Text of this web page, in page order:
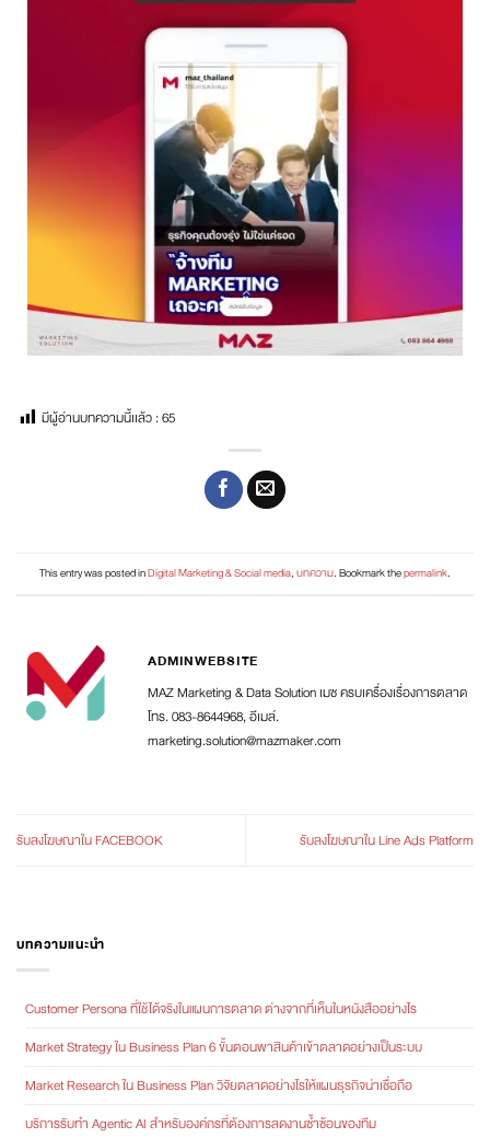
มีผู้อ่านบทความนี้เเล้ว :65
This entry was posted inDigital Marketing & Social media,บทความ. Bookmark thepermalink.
ADMINWEBSITE
MAZ Marketing & Data Solution เมซ ครบเครื่องเรื่องการตลาด
โทร. 083-8644968, อีเมล์.
marketing.solution@mazmaker.com
รับลงโฆษณาใน FACEBOOK รับลงโฆษณาใน Line Ads Platform
บทความแนะนำ
Customer Persona ที่ใช้ได้จริงในแผนการตลาด ต่างจากที่เห็นในหนังสืออย่างไร
Market Strategy ใน Business Plan 6 ขั้นตอนพาสินค้าเข้าตลาดอย่างเป็นระบบ
Market Research ใน Business Plan วิจัยตลาดอย่างไรให้แผนธุรกิจน่าเชื่อถือ
บริการรับทำ Agentic AI สำหรับองค์กรที่ต้องการลดงานซ้ำซ้อนของทีม